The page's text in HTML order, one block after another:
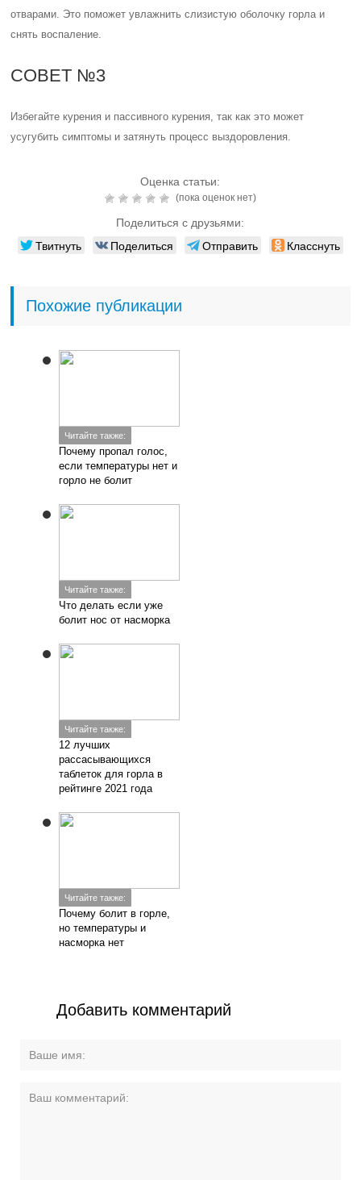
отварами. Это поможет увлажнить слизистую оболочку горла и
снять воспаление.
СОВЕТ №3
Избегайте курения и пассивного курения, так как это может
усугубить симптомы и затянуть процесс выздоровления.
Оценка статьи:
(пока оценок нет)
Поделиться с друзьями:
Твитнуть Поделиться Отправить Класснуть
Похожие публикации
Читайте также:
Почему пропал голос,
если температуры нет и
горло не болит
Читайте также:
Что делать если уже
болит нос от насморка
Читайте также:
12 лучших
рассасывающихся
таблеток для горла в
рейтинге 2021 года
Читайте также:
Почему болит в горле,
но температуры и
насморка нет
Добавить комментарий